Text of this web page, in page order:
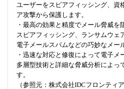
ユーザーをスピアフィッシング、資
ア攻撃から保護します。
・最高の効果と精度でメール脅威を
スピアフィッシング、ランサムウェ
電子メールスパムなどの巧妙なメー
・迅速な対応と修復によって電子メ
多層型技術と詳細な脅威分析によっ
す。
（参照元：株式会社IDCフロンティ